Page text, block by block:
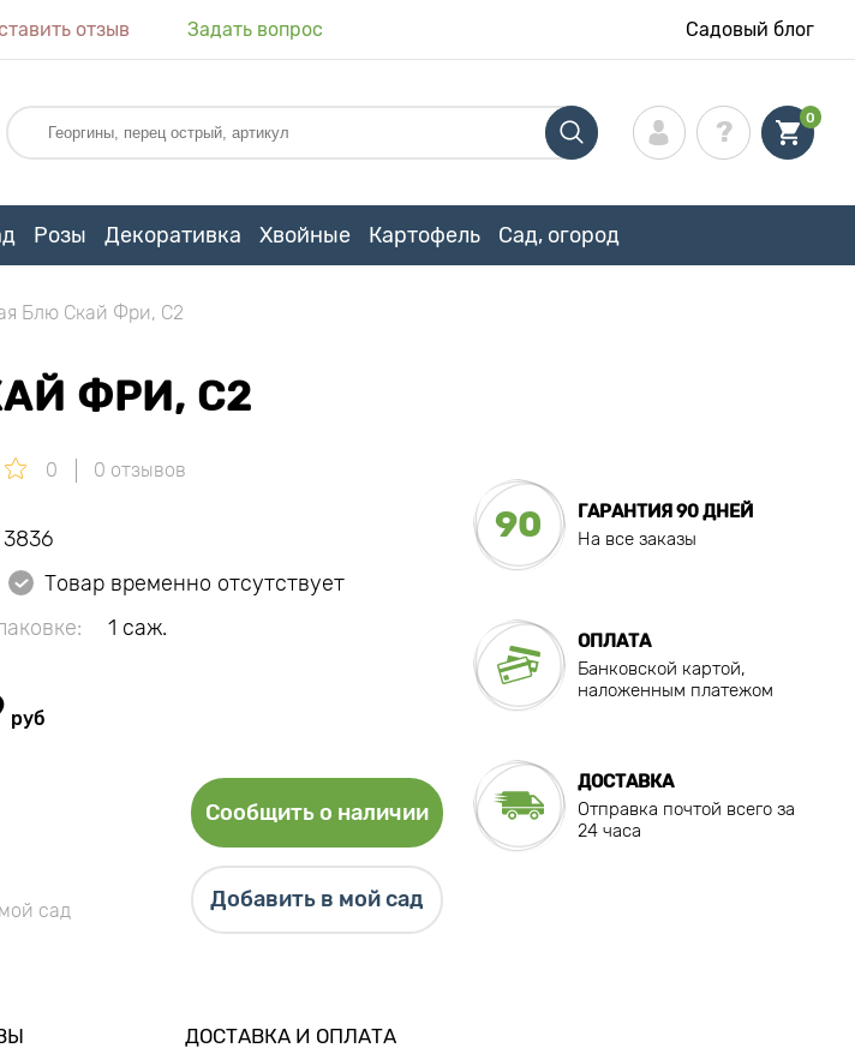
отзыв Задать вопрос Садовый блог
0
Розы Декоративка Хвойные Картофель Сад, огород
Блю Скай Фри, C2
ФРИ, C2
0 0 отзывов
3836
Товар временно отсутствует
1 саж.
руб
Сообщить о наличии
сад
Добавить в мой сад
90
ГАРАНТИЯ 90 ДНЕЙ
На все заказы
ОПЛАТА
Банковской картой,
наложенным платежом
ДОСТАВКА
Отправка почтой всего за
24 часа
ДОСТАВКА И ОПЛАТА